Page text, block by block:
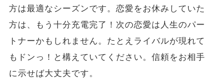
方は最適なシーズンです。恋愛をお休みしていた
方は、もう十分充電完了！次の恋愛は人生のパー
トナーかもしれません。たとえライバルが現れて
もドンっ！と構えていてください。信頼をお相手
に示せば大丈夫です。